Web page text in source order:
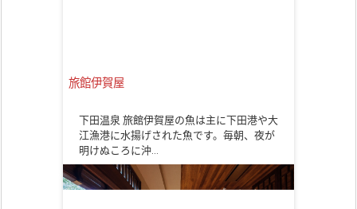
旅館伊賀屋
下田温泉 旅館伊賀屋の魚は主に下田港や大
江漁港に水揚げされた魚です。毎朝、夜が
明けぬころに沖…